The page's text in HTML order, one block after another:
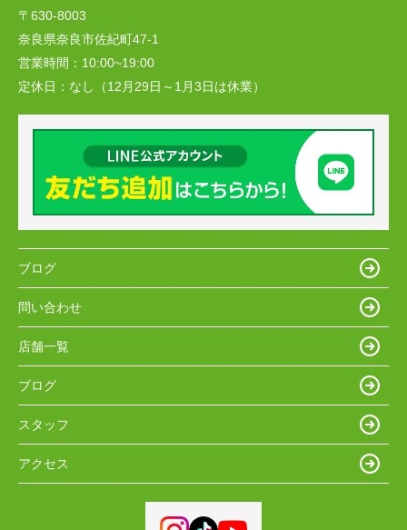
〒630-8003
奈良県奈良市佐紀町47-1
営業時間： 10:00~19:00
定休日： なし（12月29日～1月3日は休業）
ブログ
問い合わせ
店舗一覧
ブログ
スタッフ
アクセス